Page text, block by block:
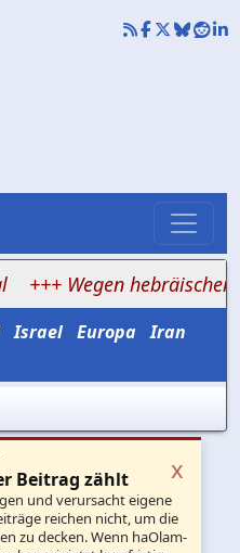
hebräischen Akzents
Israel Europa Iran
Beitrag zählt
und verursacht eigene
reichen nicht, um die
zu decken. Wenn haOlam-
x